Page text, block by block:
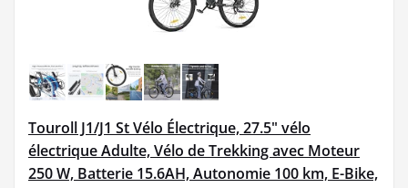
Touroll J1/J1 St Vélo Électrique, 27.5" vélo
électrique Adulte, Vélo de Trekking avec Moteur
250 W, Batterie 15.6AH, Autonomie 100 km, E-Bike,